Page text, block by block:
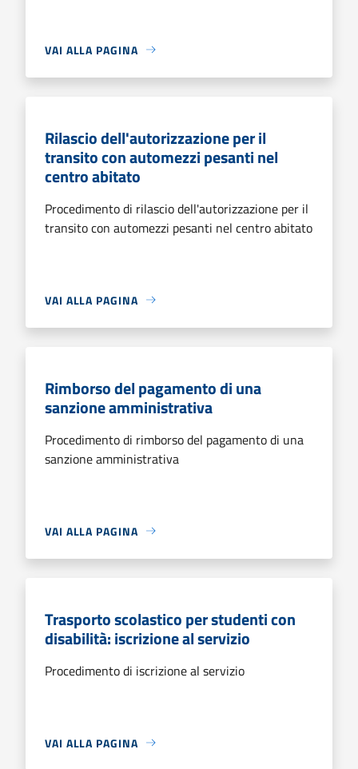
VAI ALLA PAGINA
Rilascio dell'autorizzazione per il
transito con automezzi pesanti nel
centro abitato
Procedimento di rilascio dell'autorizzazione per il
transito con automezzi pesanti nel centro abitato
VAI ALLA PAGINA
Rimborso del pagamento di una
sanzione amministrativa
Procedimento di rimborso del pagamento di una
sanzione amministrativa
VAI ALLA PAGINA
Trasporto scolastico per studenti con
disabilità: iscrizione al servizio
Procedimento di iscrizione al servizio
VAI ALLA PAGINA